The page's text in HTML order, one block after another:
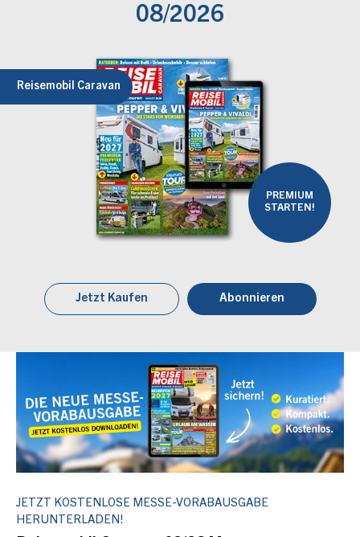
08/2026
Reisemobil Caravan
PREMIUM
STARTEN!
Jetzt Kaufen Abonnieren
JETZT KOSTENLOSE MESSE-VORABAUSGABE
HERUNTERLADEN!